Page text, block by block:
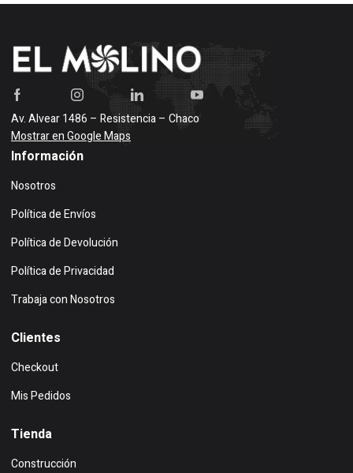
Av. Alvear 1486 – Resistencia – Chaco
Mostrar en Google Maps
Información
Nosotros
Política de Envíos
Política de Devolución
Política de Privacidad
Trabaja con Nosotros
Clientes
Checkout
Mis Pedidos
Tienda
Construcción